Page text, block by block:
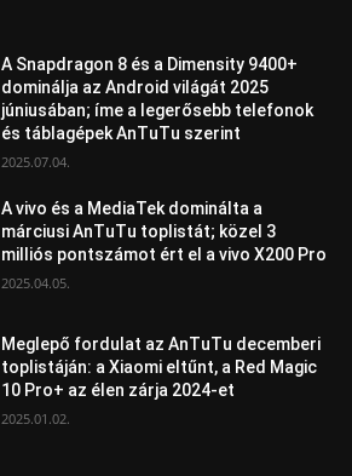
A Snapdragon 8 és a Dimensity 9400+
dominálja az Android világát 2025
júniusában; íme a legerősebb telefonok
és táblagépek AnTuTu szerint
2025.07.04.
A vivo és a MediaTek dominálta a
márciusi AnTuTu toplistát; közel 3
milliós pontszámot ért el a vivo X200 Pro
2025.04.05.
Meglepő fordulat az AnTuTu decemberi
toplistáján: a Xiaomi eltűnt, a Red Magic
10 Pro+ az élen zárja 2024-et
2025.01.02.